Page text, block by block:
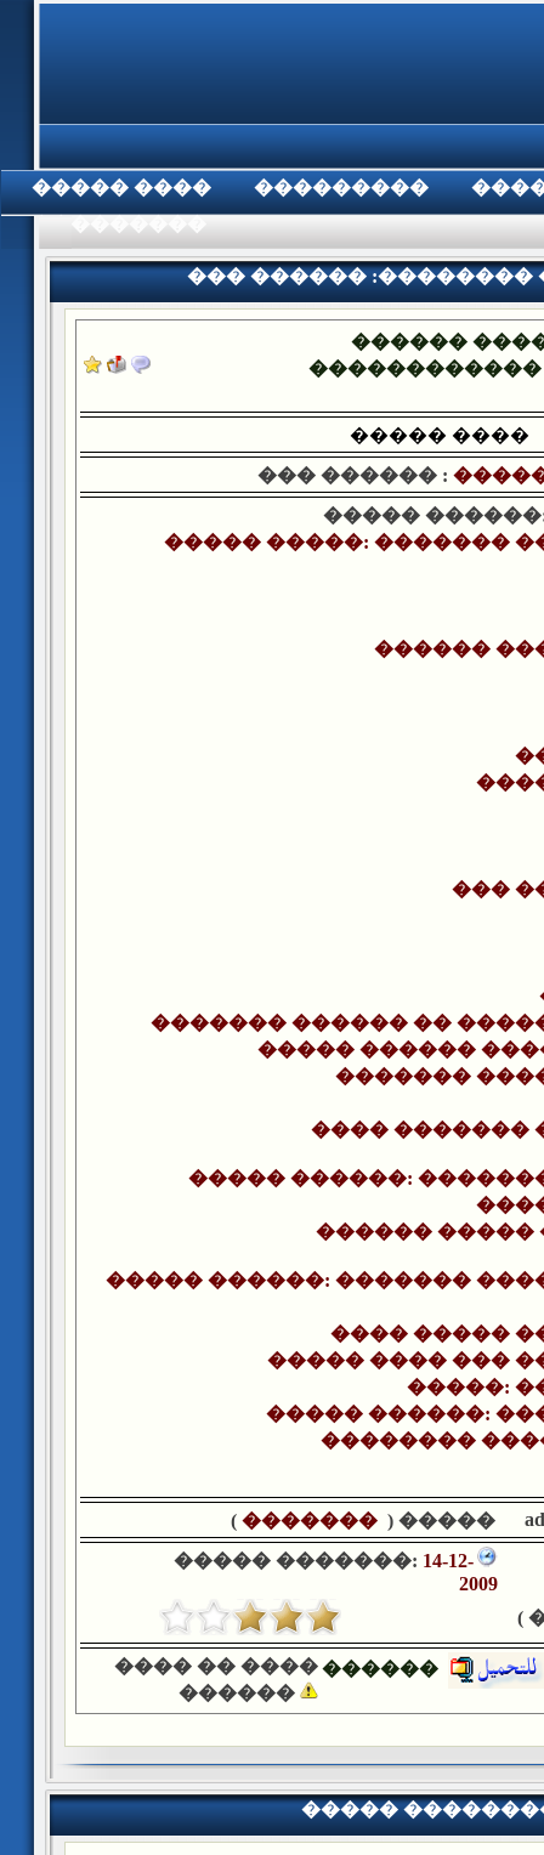
���� ����� ���������
��� ������ :��������
������
������������
����� ����
��� ������ :
�����
����� �����: �������
������
���
������� ������ ��
����� ������
�������
���� �������
����� ������:
������ �����
����� ������: �������
���� �����
����� ���� ���
�����:
����� ������:
��������
����� (
�������
)
����� �������: 14-12-
2009
���� �� ����
������
������
�����